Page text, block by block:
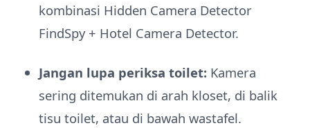
kombinasi Hidden Camera Detector
FindSpy + Hotel Camera Detector.
Jangan lupa periksa toilet: Kamera
sering ditemukan di arah kloset, di balik
tisu toilet, atau di bawah wastafel.